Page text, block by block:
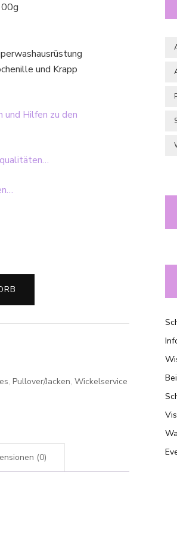
und Krapp
und Hilfen zu den
, Pullover/Jacken, Wickelservice
(0)